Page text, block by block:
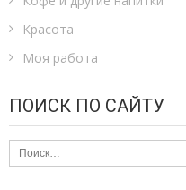
Красота
Моя работа
ПОИСК ПО САЙТУ
Найти: